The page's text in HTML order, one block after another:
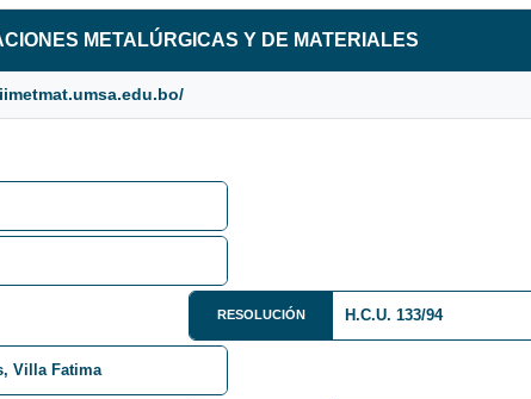
METALÚRGICAS Y DE MATERIALES
iimetmat.umsa.edu.bo/
RESOLUCIÓN H.C.U. 133/94
Villa Fatima